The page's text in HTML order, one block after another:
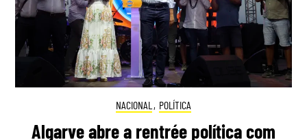
NACIONAL , POLÍTICA
Algarve abre a rentrée política com